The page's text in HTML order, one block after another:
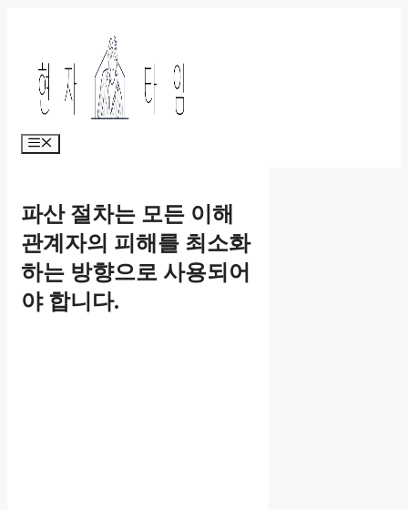
Menu
파산 절차는 모든 이해
관계자의 피해를 최소화
하는 방향으로 사용되어
야 합니다.